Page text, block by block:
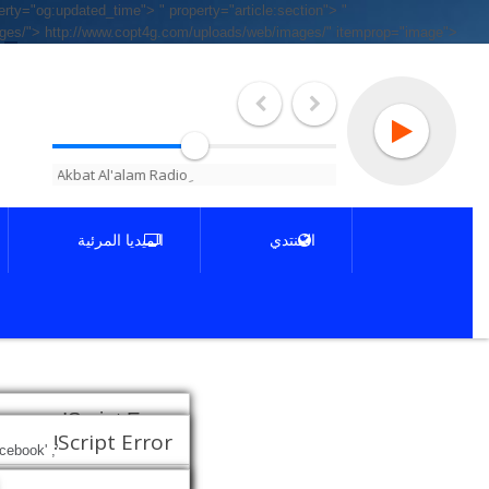
" property="article:section"> "
"> http://www.copt4g.com/uploads/web/images/" itemprop="image">
ِAkbat Al'alam Radio إذاعة اقباط العالم
الميديا المرئية المنتدي
Script Error!
this for goto homepage.
Script Error!
', 'Share This Page', 'width=600,height=380');" class="facebook-share-btn">